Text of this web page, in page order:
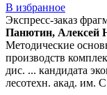
В избранное
Экспресс-заказ
Панютин, Алексей
Методические
производств
дис. ... кандидата
лесотехн. акад. им.